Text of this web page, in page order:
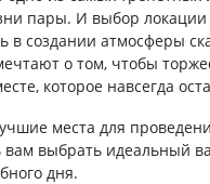
пары. И выбор локации
в создании атмосферы
о том, чтобы
которое навсегда
места для
выбрать идеальный
дня.